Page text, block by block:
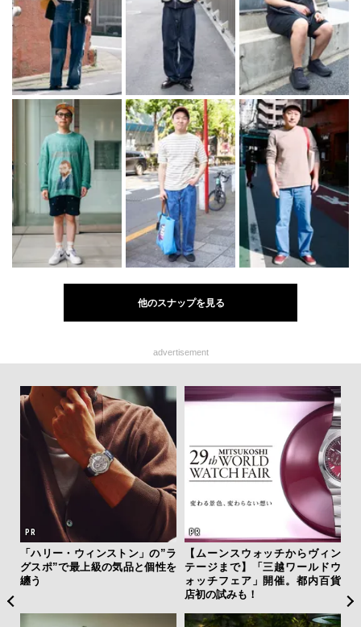
他のスナップを見る
advertisement
「ハリー・ウィンストン」の”ラ
グスポ”で最上級の気品と個性を
纏う
【ムーンスウォッチからヴィン
テージまで】「三越ワールドウ
ォッチフェア」開催。都内百貨
店初の試みも！
な